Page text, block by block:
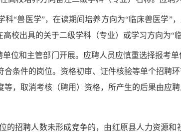
科“兽医学”，在读期间培养方向为“临床兽医学”
高校出具的关于二级学科（专业）或学习方向为“
单位和主管部门 开展。应聘人员应慎重选择报考
条件的岗位。资格初审、 证件核验等单个招聘
，取消考核（聘用）资格，所产生的后果由应聘
的招聘人数未形成竞争的，由红原县人力资源和